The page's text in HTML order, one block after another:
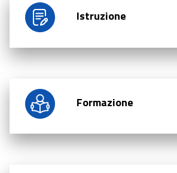
Istruzione
Formazione